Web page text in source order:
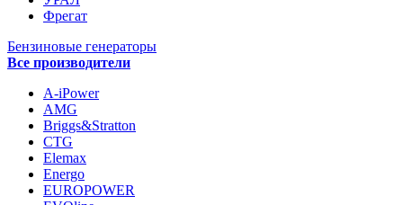
Фрегат
Бензиновые генераторы
Все производители
A-iPower
AMG
Briggs&Stratton
CTG
Elemax
Energo
EUROPOWER